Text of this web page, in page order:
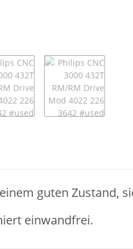
guten Zustand,
einwandfrei.